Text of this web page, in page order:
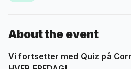
About the event
Vi fortsetter med Quiz på